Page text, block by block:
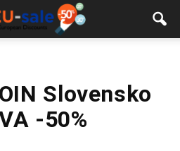
Slovensko
-50%